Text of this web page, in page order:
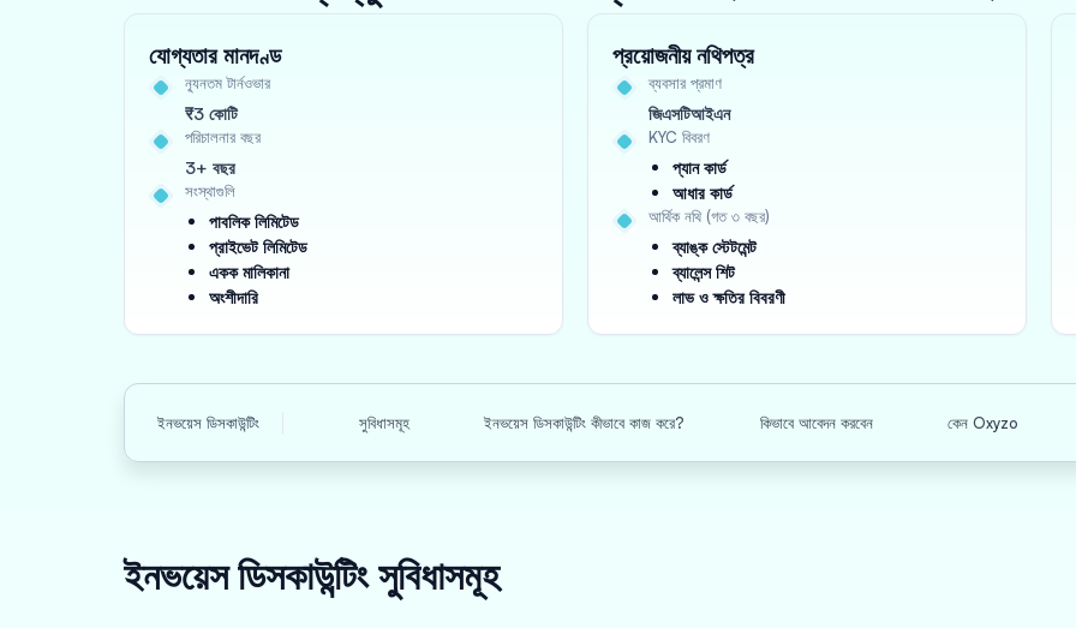
যোগ্যতার মানদণ্ড
ন্যূনতম টার্নওভার
₹3 কোটি
পরিচালনার বছর
3+ বছর
সংস্থাগুলি
পাবলিক লিমিটেড
প্রাইভেট লিমিটেড
একক মালিকানা
অংশীদারি
প্রয়োজনীয় নথিপত্র
ব্যবসার প্রমাণ
জিএসটিআইএন
KYC বিবরণ
প্যান কার্ড
আধার কার্ড
আর্থিক নথি (গত ৩ বছর)
ব্যাঙ্ক স্টেটমেন্ট
ব্যালেন্স শিট
লাভ ও ক্ষতির বিবরণী
ইনভয়েস ডিসকাউন্টিং সুবিধাসমূহ ইনভয়েস ডিসকাউন্টিং কীভাবে কাজ করে? কিভাবে আবেদন করবেন কেন Oxyzo
ইনভয়েস ডিসকাউন্টিংসুবিধাসমূহ